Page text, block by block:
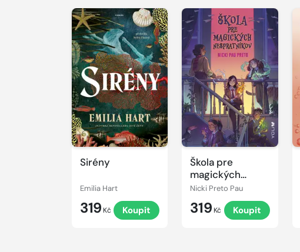
Sirény
Emilia Hart
319 Kč Koupit
Škola pre
magických
nespratníkov
Nicki Preto Pau
319 Kč Koupit